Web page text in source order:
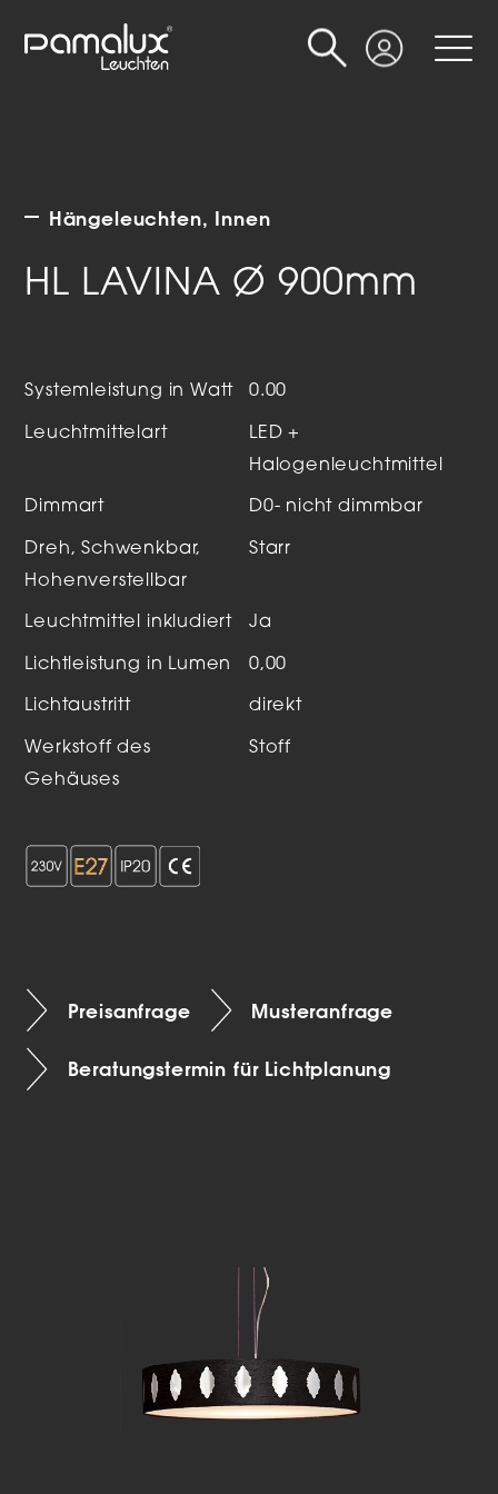
Login
Suche
Hängeleuchten Innen
HL LAVINA Ø 900mm
Systemleistung in Watt 0.00
Leuchtmittelart
LED +
Halogenleuchtmittel
Dimmart D0- nicht dimmbar
Dreh, Schwenkbar,
Hohenverstellbar
Starr
Leuchtmittel inkludiert Ja
Lichtleistung in Lumen 0,00
Lichtaustritt direkt
Werkstoff des
Gehäuses
Stoff
Preisanfrage Musteranfrage
Beratungstermin für Lichtplanung